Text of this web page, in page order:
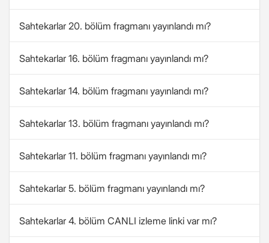
Sahtekarlar 20. bölüm fragmanı yayınlandı mı?
Sahtekarlar 16. bölüm fragmanı yayınlandı mı?
Sahtekarlar 14. bölüm fragmanı yayınlandı mı?
Sahtekarlar 13. bölüm fragmanı yayınlandı mı?
Sahtekarlar 11. bölüm fragmanı yayınlandı mı?
Sahtekarlar 5. bölüm fragmanı yayınlandı mı?
Sahtekarlar 4. bölüm CANLI izleme linki var mı?